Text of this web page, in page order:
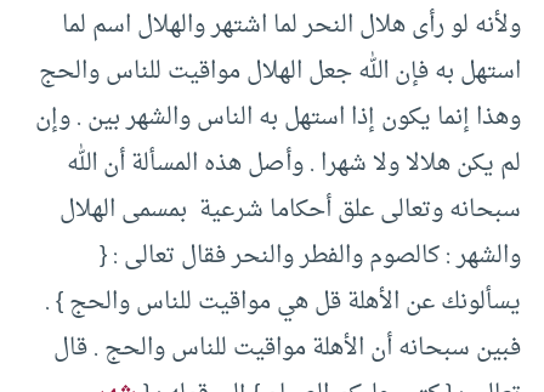
ولأنه لو رأى هلال النحر لما اشتهر والهلال اسم لما
استهل به فإن الله جعل الهلال مواقيت للناس والحج
وهذا إنما يكون إذا استهل به الناس والشهر بين . وإن
لم يكن هلالا ولا شهرا . وأصل هذه المسألة أن الله
سبحانه وتعالى علق أحكاما شرعية بمسمى الهلال
والشهر : كالصوم والفطر والنحر فقال تعالى : {
يسألونك عن الأهلة قل هي مواقيت للناس والحج } .
فبين سبحانه أن الأهلة مواقيت للناس والحج . قال